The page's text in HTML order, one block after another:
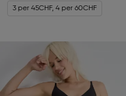
3 per 45CHF, 4 per 60CHF